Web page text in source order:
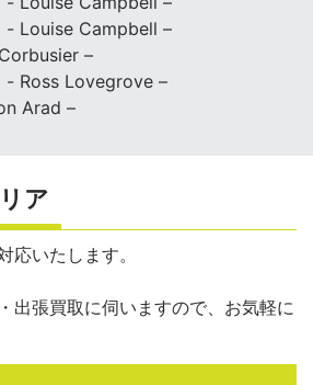
Louise Campbell –
–
Ross Lovegrove –
Arad –
ア
応いたします。
出張買取に伺いますので、お気軽に